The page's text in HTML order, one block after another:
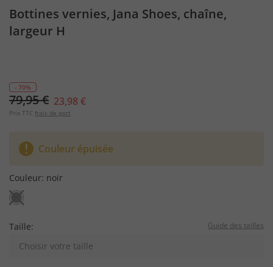
Bottines vernies, Jana Shoes, chaîne,
largeur H
- 70%
79,95 € 23,98 €
Prix TTC frais de port
Couleur épuisée
Couleur: noir
Taille: Guide des tailles
Choisir votre taille